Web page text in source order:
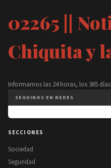
02265 ||
Chiquita y
Informamos las 24 horas, los 365
SEGUINOS EN REDES
SECCIONES
Sociedad
Seguridad